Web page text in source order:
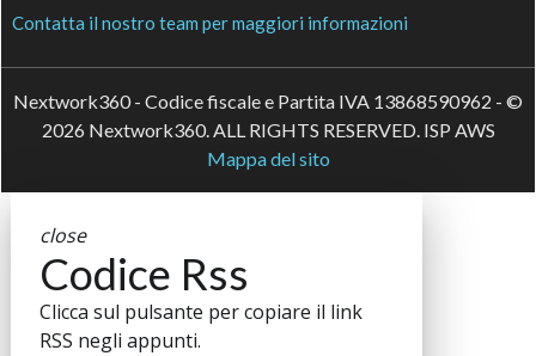
Contatta il nostro team per maggiori informazioni
Nextwork360 - Codice fiscale e Partita IVA 13868590962 - ©
2026 Nextwork360. ALL RIGHTS RESERVED. ISP AWS
Mappa del sito
close
Codice Rss
Clicca sul pulsante per copiare il link
RSS negli appunti.